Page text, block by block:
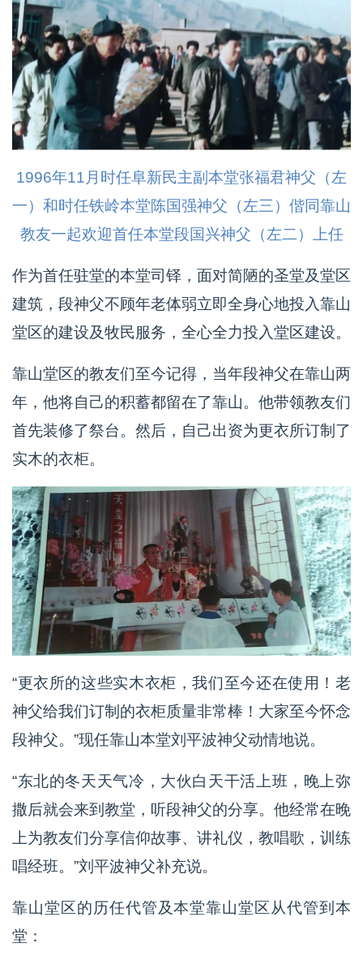
1996年11月时任阜新民主副本堂张福君神父（左
一）和时任铁岭本堂陈国强神父（左三）偕同靠山
教友一起欢迎首任本堂段国兴神父（左二）上任
作为首任驻堂的本堂司铎，面对简陋的圣堂及堂区
建筑，段神父不顾年老体弱立即全身心地投入靠山
堂区的建设及牧民服务，全心全力投入堂区建设。
靠山堂区的教友们至今记得，当年段神父在靠山两
年，他将自己的积蓄都留在了靠山。他带领教友们
首先装修了祭台。然后，自己出资为更衣所订制了
实木的衣柜。
“更衣所的这些实木衣柜，我们至今还在使用！老
神父给我们订制的衣柜质量非常棒！大家至今怀念
段神父。”现任靠山本堂刘平波神父动情地说。
“东北的冬天天气冷，大伙白天干活上班，晚上弥
撒后就会来到教堂，听段神父的分享。他经常在晚
上为教友们分享信仰故事、讲礼仪，教唱歌，训练
唱经班。”刘平波神父补充说。
靠山堂区的历任代管及本堂靠山堂区从代管到本
堂：